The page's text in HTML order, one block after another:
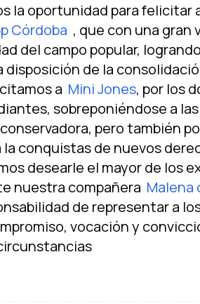
la oportunidad para felicitar
Córdoba , que con una gran
del campo popular,
disposición de la
a Mini Jones, por los
sobreponiéndose a
pero también
la conquistas de nuevos
desearle el mayor de los
nuestra compañera Malena
de representar a
vocación y
altura de las circunstancias